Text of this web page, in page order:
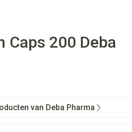
Caps 200 Deba
van Deba Pharma